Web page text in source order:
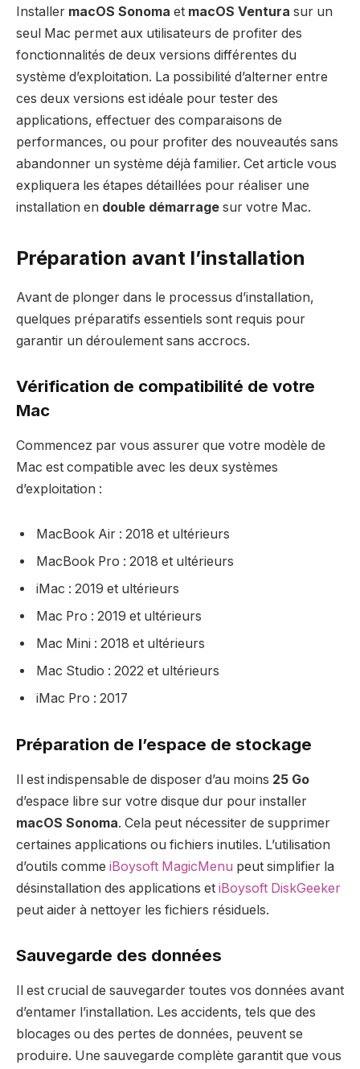
Installer macOS Sonoma et macOS Ventura sur un
seul Mac permet aux utilisateurs de profiter des
fonctionnalités de deux versions différentes du
système d’exploitation. La possibilité d’alterner entre
ces deux versions est idéale pour tester des
applications, effectuer des comparaisons de
performances, ou pour profiter des nouveautés sans
abandonner un système déjà familier. Cet article vous
expliquera les étapes détaillées pour réaliser une
installation en double démarrage sur votre Mac.
Préparation avant l’installation
Avant de plonger dans le processus d’installation,
quelques préparatifs essentiels sont requis pour
garantir un déroulement sans accrocs.
Vérification de compatibilité de votre
Mac
Commencez par vous assurer que votre modèle de
Mac est compatible avec les deux systèmes
d’exploitation :
MacBook Air : 2018 et ultérieurs
MacBook Pro : 2018 et ultérieurs
iMac : 2019 et ultérieurs
Mac Pro : 2019 et ultérieurs
Mac Mini : 2018 et ultérieurs
Mac Studio : 2022 et ultérieurs
iMac Pro : 2017
Préparation de l’espace de stockage
Il est indispensable de disposer d’au moins 25 Go
d’espace libre sur votre disque dur pour installer
macOS Sonoma. Cela peut nécessiter de supprimer
certaines applications ou fichiers inutiles. L’utilisation
d’outils comme iBoysoft MagicMenu peut simplifier la
désinstallation des applications et iBoysoft DiskGeeker
peut aider à nettoyer les fichiers résiduels.
Sauvegarde des données
Il est crucial de sauvegarder toutes vos données avant
d’entamer l’installation. Les accidents, tels que des
blocages ou des pertes de données, peuvent se
produire. Une sauvegarde complète garantit que vous